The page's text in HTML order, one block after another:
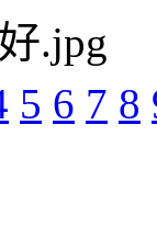
.jpg
5 6 7 8